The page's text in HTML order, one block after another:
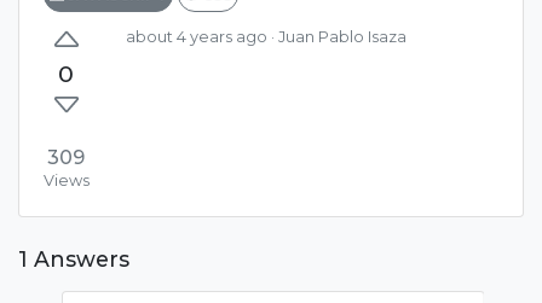
0
309
Views
about 4 years ago · Juan Pablo Isaza
1 Answers